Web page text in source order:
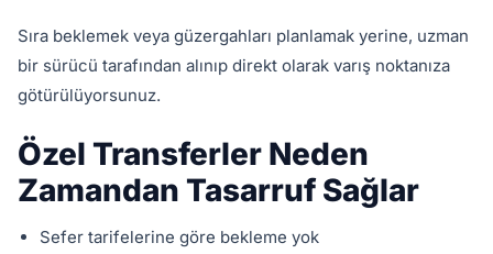
Sıra beklemek veya güzergahları planlamak yerine, uzman
bir sürücü tarafından alınıp direkt olarak varış noktanıza
götürülüyorsunuz.
Özel Transferler Neden
Zamandan Tasarruf Sağlar
Sefer tarifelerine göre bekleme yok